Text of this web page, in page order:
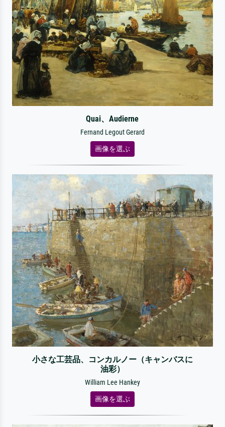
Quai、Audierne
Fernand Legout Gerard
画像を選ぶ
小さな工芸品、コンカルノー（キャンバスに
油彩）
William Lee Hankey
画像を選ぶ